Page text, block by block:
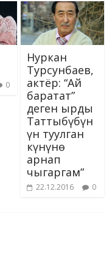
0
Нуркан
Турсунбаев,
актёр: “Ай
баратат”
деген ырды
Таттыбүбүн
үн туулган
күнүнө
арнап
чыгаргам”
22.12.2016 0